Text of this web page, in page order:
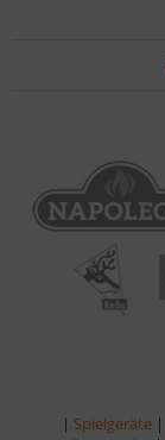
| Spielgeräte |